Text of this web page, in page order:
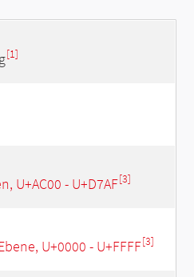
[1]
U+AC00 - U+D7AF[3]
U+0000 - U+FFFF[3]